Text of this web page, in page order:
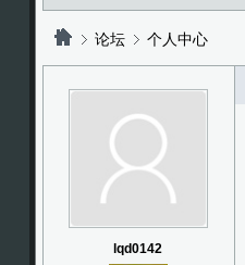
论坛
?
个人中心
lqd0142